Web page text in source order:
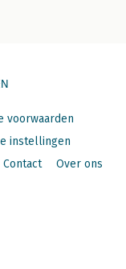
voorwaarden
instellingen
Over ons